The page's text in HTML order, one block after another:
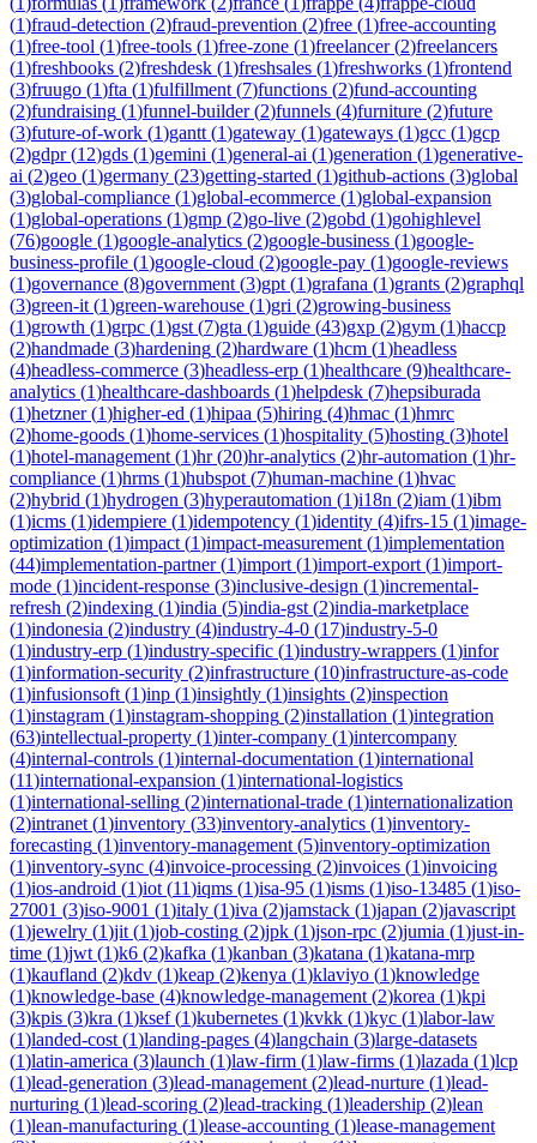
(1)fraud-detection (2)fraud-prevention (2)free (1)free-accounting
(1)free-tool (1)free-tools (1)free-zone (1)freelancer(2)freelancers
(1)freshbooks (2)freshdesk (1)freshsales (1)freshworks (1)frontend
(3)fruugo (1)fta (1)fulfillment (7)functions (2)fund-accounting
(2)fundraising (1)funnel-builder(2)funnels (4)furniture (2)future
(3)future-of-work (1)gantt (1)gateway (1)gateways (1)gcc (1)gcp
(2)gdpr(12)gds (1)gemini (1)general-ai (1)generation (1)generative-
ai (2)geo (1)germany (23)getting-started (1)github-actions (3)global
(3)global-compliance (1)global-ecommerce (1)global-expansion
(1)global-operations (1)gmp (2)go-live (2)gobd (1)gohighlevel
(76)google (1)google-analytics (2)google-business (1)google-
business-profile (1)google-cloud (2)google-pay (1)google-reviews
(1)governance (8)government (3)gpt (1)grafana (1)grants (2)graphql
(3)green-it (1)green-warehouse (1)gri (2)growing-business
(1)growth (1)grpc (1)gst (7)gta (1)guide (43)gxp (2)gym (1)haccp
(2)handmade (3)hardening (2)hardware (1)hcm (1)headless
(4)headless-commerce (3)headless-erp (1)healthcare (9)healthcare-
analytics (1)healthcare-dashboards (1)helpdesk (7)hepsiburada
(1)hetzner(1)higher-ed (1)hipaa (5)hiring (4)hmac (1)hmrc
(2)home-goods (1)home-services (1)hospitality (5)hosting (3)hotel
(1)hotel-management (1)hr(20)hr-analytics (2)hr-automation (1)hr-
compliance (1)hrms (1)hubspot (7)human-machine (1)hvac
(2)hybrid (1)hydrogen (3)hyperautomation (1)i18n (2)iam (1)ibm
(1)icms (1)idempiere (1)idempotency (1)identity (4)ifrs-15 (1)image-
optimization (1)impact (1)impact-measurement (1)implementation
(44)implementation-partner(1)import (1)import-export (1)import-
mode (1)incident-response (3)inclusive-design (1)incremental-
refresh (2)indexing (1)india (5)india-gst (2)india-marketplace
(1)indonesia (2)industry (4)industry-4-0 (17)industry-5-0
(1)industry-erp (1)industry-specific (1)industry-wrappers (1)infor
(1)information-security (2)infrastructure (10)infrastructure-as-code
(1)infusionsoft (1)inp (1)insightly (1)insights (2)inspection
(1)instagram (1)instagram-shopping (2)installation (1)integration
(63)intellectual-property (1)inter-company (1)intercompany
(4)internal-controls (1)internal-documentation (1)international
(11)international-expansion (1)international-logistics
(1)international-selling (2)international-trade (1)internationalization
(2)intranet (1)inventory (33)inventory-analytics (1)inventory-
forecasting (1)inventory-management (5)inventory-optimization
(1)inventory-sync (4)invoice-processing (2)invoices (1)invoicing
(1)ios-android (1)iot (11)iqms (1)isa-95 (1)isms (1)iso-13485 (1)iso-
27001 (3)iso-9001 (1)italy (1)iva (2)jamstack (1)japan (2)javascript
(1)jewelry (1)jit (1)job-costing (2)jpk (1)json-rpc (2)jumia (1)just-in-
time (1)jwt (1)k6 (2)kafka (1)kanban (3)katana (1)katana-mrp
(1)kaufland (2)kdv (1)keap (2)kenya (1)klaviyo (1)knowledge
(1)knowledge-base (4)knowledge-management (2)korea (1)kpi
(3)kpis (3)kra (1)ksef(1)kubernetes (1)kvkk (1)kyc (1)labor-law
(1)landed-cost (1)landing-pages (4)langchain (3)large-datasets
(1)latin-america (3)launch (1)law-firm (1)law-firms (1)lazada (1)lcp
(1)lead-generation (3)lead-management (2)lead-nurture (1)lead-
nurturing (1)lead-scoring (2)lead-tracking (1)leadership (2)lean
(1)lean-manufacturing (1)lease-accounting (1)lease-management